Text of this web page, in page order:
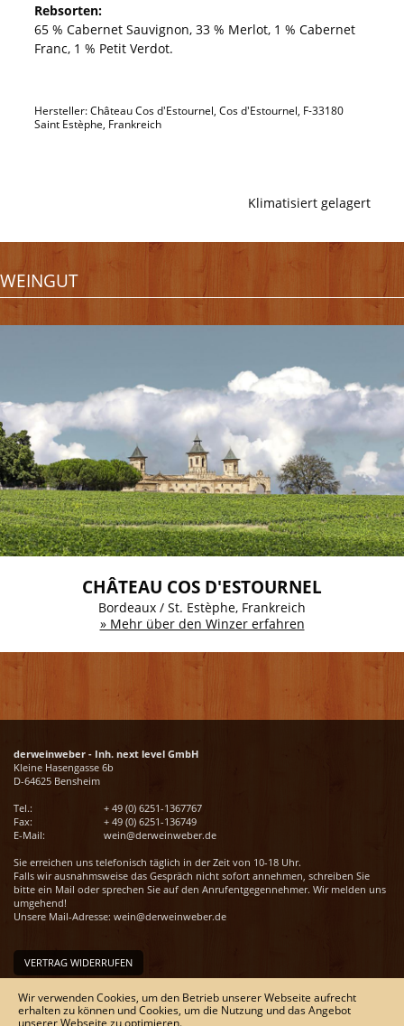
Rebsorten:
65 % Cabernet Sauvignon, 33 % Merlot, 1 % Cabernet
Franc, 1 % Petit Verdot.
Hersteller: Château Cos d'Estournel, Cos d'Estournel, F-33180
Saint Estèphe, Frankreich
Klimatisiert gelagert
WEINGUT
CHÂTEAU COS D'ESTOURNEL
Bordeaux / St. Estèphe, Frankreich
» Mehr über den Winzer erfahren
derweinweber - Inh. next level GmbH
Kleine Hasengasse 6b
D-64625 Bensheim
Tel.:
+ 49 (0) 6251-1367767
Fax:
+ 49 (0) 6251-136749
E-Mail:
wein@derweinweber.de
Sie erreichen uns telefonisch täglich in der Zeit von 10-18 Uhr.
Falls wir ausnahmsweise das Gespräch nicht sofort annehmen, schreiben Sie
bitte ein Mail oder sprechen Sie auf den Anrufentgegennehmer. Wir melden uns
umgehend!
Unsere Mail-Adresse: wein@derweinweber.de
VERTRAG WIDERRUFEN
Unser Service
Versandkosten
Kontakt
Wir verwenden Cookies, um den Betrieb unserer Webseite aufrecht
erhalten zu können und Cookies, um die Nutzung und das Angebot
unserer Webseite zu optimieren.